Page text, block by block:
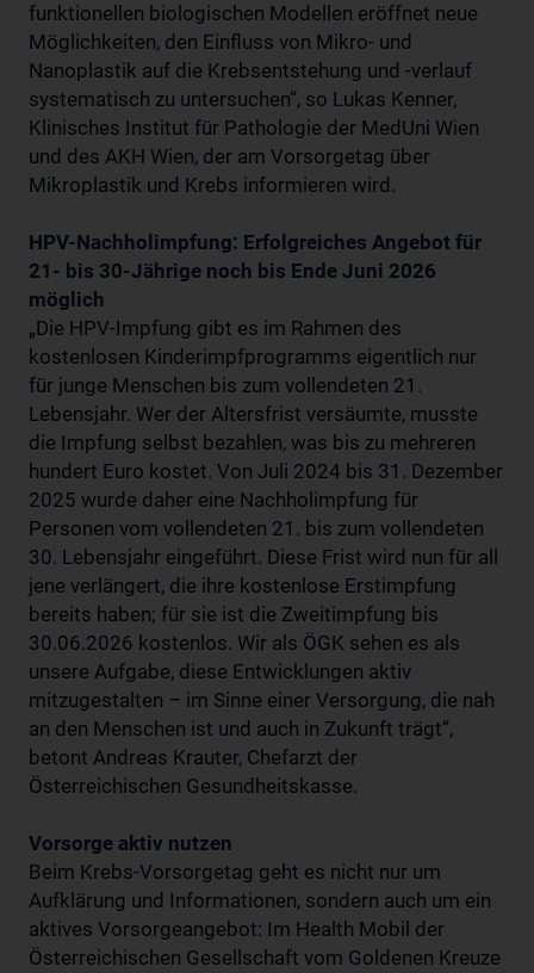
funktionellen biologischen Modellen eröffnet neue
Möglichkeiten, den Einfluss von Mikro- und
Nanoplastik auf die Krebsentstehung und -verlauf
systematisch zu untersuchen“, so Lukas Kenner,
Klinisches Institut für Pathologie der MedUni Wien
und des AKH Wien, der am Vorsorgetag über
Mikroplastik und Krebs informieren wird.
HPV-Nachholimpfung: Erfolgreiches Angebot für
21- bis 30-Jährige noch bis Ende Juni 2026
möglich
„Die HPV-Impfung gibt es im Rahmen des
kostenlosen Kinderimpfprogramms eigentlich nur
für junge Menschen bis zum vollendeten 21.
Lebensjahr. Wer der Altersfrist versäumte, musste
die Impfung selbst bezahlen, was bis zu mehreren
hundert Euro kostet. Von Juli 2024 bis 31. Dezember
2025 wurde daher eine Nachholimpfung für
Personen vom vollendeten 21. bis zum vollendeten
30. Lebensjahr eingeführt. Diese Frist wird nun für all
jene verlängert, die ihre kostenlose Erstimpfung
bereits haben; für sie ist die Zweitimpfung bis
30.06.2026 kostenlos. Wir als ÖGK sehen es als
unsere Aufgabe, diese Entwicklungen aktiv
mitzugestalten – im Sinne einer Versorgung, die nah
an den Menschen ist und auch in Zukunft trägt“,
betont Andreas Krauter, Chefarzt der
Österreichischen Gesundheitskasse.
Vorsorge aktiv nutzen
Beim Krebs-Vorsorgetag geht es nicht nur um
Aufklärung und Informationen, sondern auch um ein
aktives Vorsorgeangebot: Im Health Mobil der
Österreichischen Gesellschaft vom Goldenen Kreuze